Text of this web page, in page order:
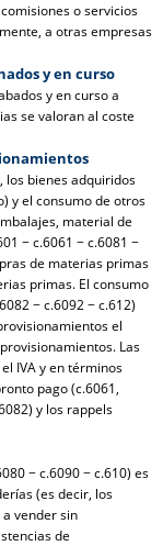
o servicios
a otras empresas
y en curso
y en curso a
se valoran al coste
los bienes adquiridos
y el consumo de otros
material de
− c.6061 − c.6081 −
de materias primas
primas. El consumo
− c.6092 − c.612)
el
Las
IVA y en términos
pago (c.6061,
y los rappels
− c.6090 − c.610) es
(es decir, los
vender sin
de